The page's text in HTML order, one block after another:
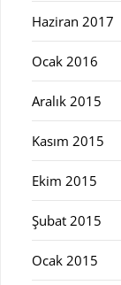
Haziran 2017
Ocak 2016
Aralık 2015
Kasım 2015
Ekim 2015
Şubat 2015
Ocak 2015